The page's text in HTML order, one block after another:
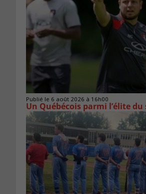
Publié le 6 août 2026 à 16h00
Un Québécois parmi l’élite